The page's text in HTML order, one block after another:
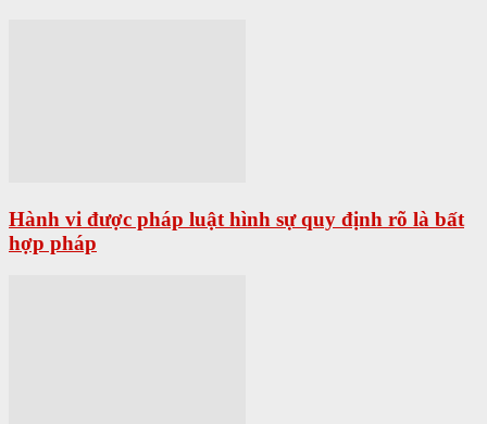
Hành vi được pháp luật hình sự quy định rõ là bất
hợp pháp